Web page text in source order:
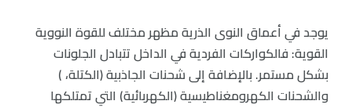
يوجد في أعماق النوى الذرية مظهر مختلف للقوة النووية
القوية: فالكواركات الفردية في الداخل تتبادل الجلونات
بشكل مستمر. بالإضافة إلى شحنات الجاذبية (الكتلة، )
والشحنات الكهرومغناطيسية (الكهربائية) التي تمتلكها